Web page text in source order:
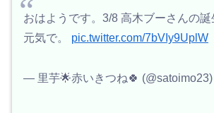
おはようです。3/8 高木ブーさんの
元気で。 pic.twitter.com/7bVIy9UplW
— 里芋🌟赤いきつね🍀 (@satoimo23)